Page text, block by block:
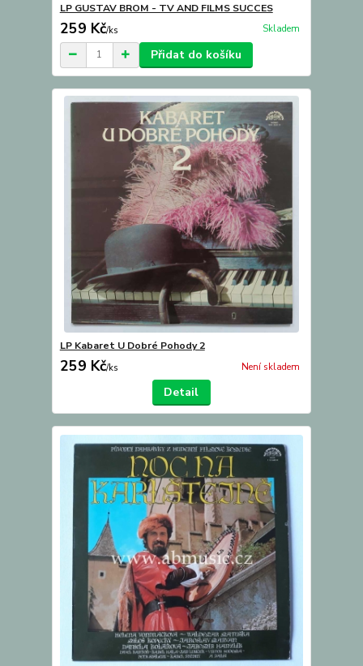
LP GUSTAV BROM - TV AND FILMS SUCCES
259 Kč/ks Skladem
Přidat do košíku
LP Kabaret U Dobré Pohody 2
259 Kč/ks Není skladem
Detail